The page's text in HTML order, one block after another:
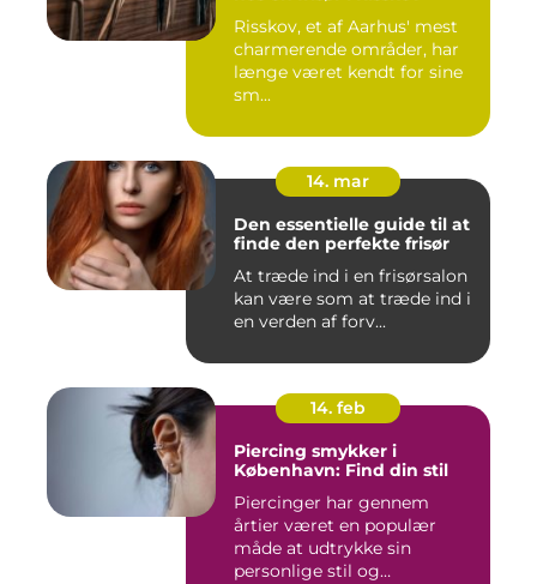
Risskov, et af Aarhus' mest
charmerende områder, har
længe været kendt for sine
sm...
14. mar
Den essentielle guide til at
finde den perfekte frisør
At træde ind i en frisørsalon
kan være som at træde ind i
en verden af forv...
14. feb
Piercing smykker i
København: Find din stil
Piercinger har gennem
årtier været en populær
måde at udtrykke sin
personlige stil og